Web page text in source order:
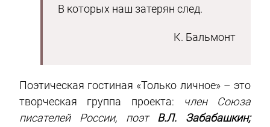
В которых наш затерян след.
К. Бальмонт
Поэтическая гостиная «Только личное» – это
творческая группа проекта:
член Союза
писателей России, поэтВ.Л. Забабашкин;